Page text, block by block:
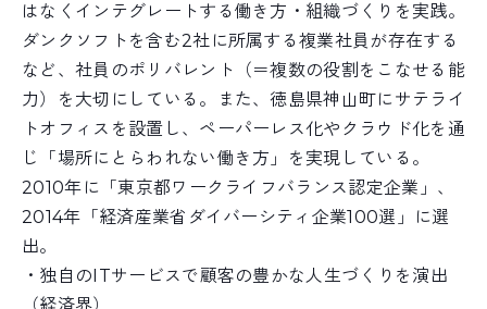
はなくインテグレートする働き方 ・組織づくりを実践。
ダンクソフトを含む2社に所属する複業社員が存在する
など、社員のポリバレント（＝複数の役割をこなせる能
力）を大切にしている。また、徳島県神 山町にサテライ
トオフィスを設置し、ペーパーレス化やク ラウド化を通
じ「場所にとらわれない働き方」を実現して いる。
2010年に「東京都ワークライフバランス認定企業」、
2014年「経済産業省ダイバーシティ企業100選」に選
出。
・独自のITサービスで顧客の豊かな人生づくりを演出